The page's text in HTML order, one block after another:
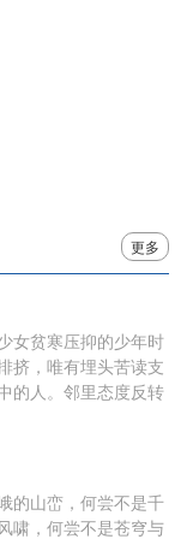
更多
女贫寒压抑的少年时
挤，唯有埋头苦读支
的人。邻里态度反转
的山峦，何尝不是千
啸，何尝不是苍穹与